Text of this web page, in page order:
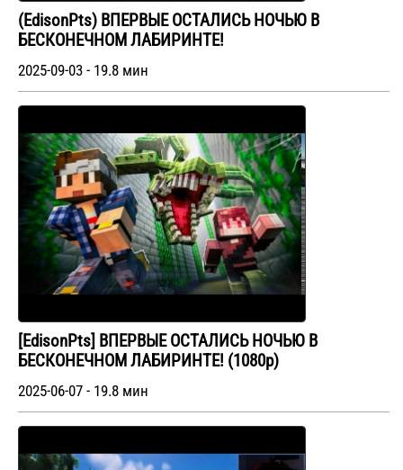
(EdisonPts) ВПЕРВЫЕ ОСТАЛИСЬ НОЧЬЮ В
БЕСКОНЕЧНОМ ЛАБИРИНТЕ!
2025-09-03 - 19.8 мин
[EdisonPts] ВПЕРВЫЕ ОСТАЛИСЬ НОЧЬЮ В
БЕСКОНЕЧНОМ ЛАБИРИНТЕ! (1080p)
2025-06-07 - 19.8 мин